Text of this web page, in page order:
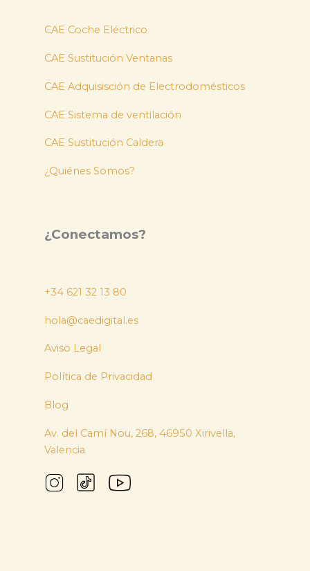
CAE Coche Eléctrico
CAE Sustitución Ventanas
CAE Adquisisción de Electrodomésticos
CAE Sistema de ventilación
CAE Sustitución Caldera
¿Quiénes Somos?
¿Conectamos?
+34 621 32 13 80
hola@caedigital.es
Aviso Legal
Política de Privacidad
Blog
Av. del Camí Nou, 268, 46950 Xirivella,
Valencia